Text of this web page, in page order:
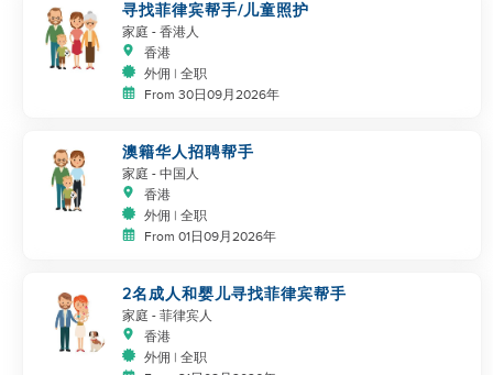
寻找菲律宾帮手/儿童照护
家庭 - 香港人
香港
外佣 | 全职
From 30日09月2026年
澳籍华人招聘帮手
家庭 - 中国人
香港
外佣 | 全职
From 01日09月2026年
2名成人和婴儿寻找菲律宾帮手
家庭 - 菲律宾人
香港
外佣 | 全职